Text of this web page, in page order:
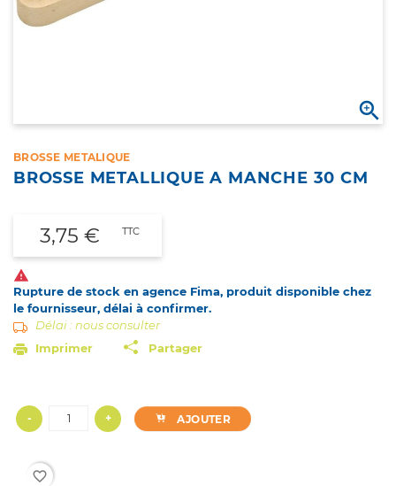

BROSSE METALIQUE
BROSSE METALLIQUE A MANCHE 30 CM
3,75 € TTC

Rupture de stock en agence Fima, produit disponible chez
le fournisseur, délai à confirmer.
Délai : nous consulter
Imprimer
Partager
- + AJOUTER
favorite_border